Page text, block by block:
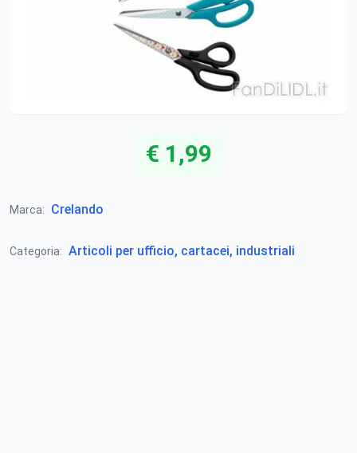
€ 1,99
Marca: Crelando
Categoria: Articoli per ufficio, cartacei, industriali